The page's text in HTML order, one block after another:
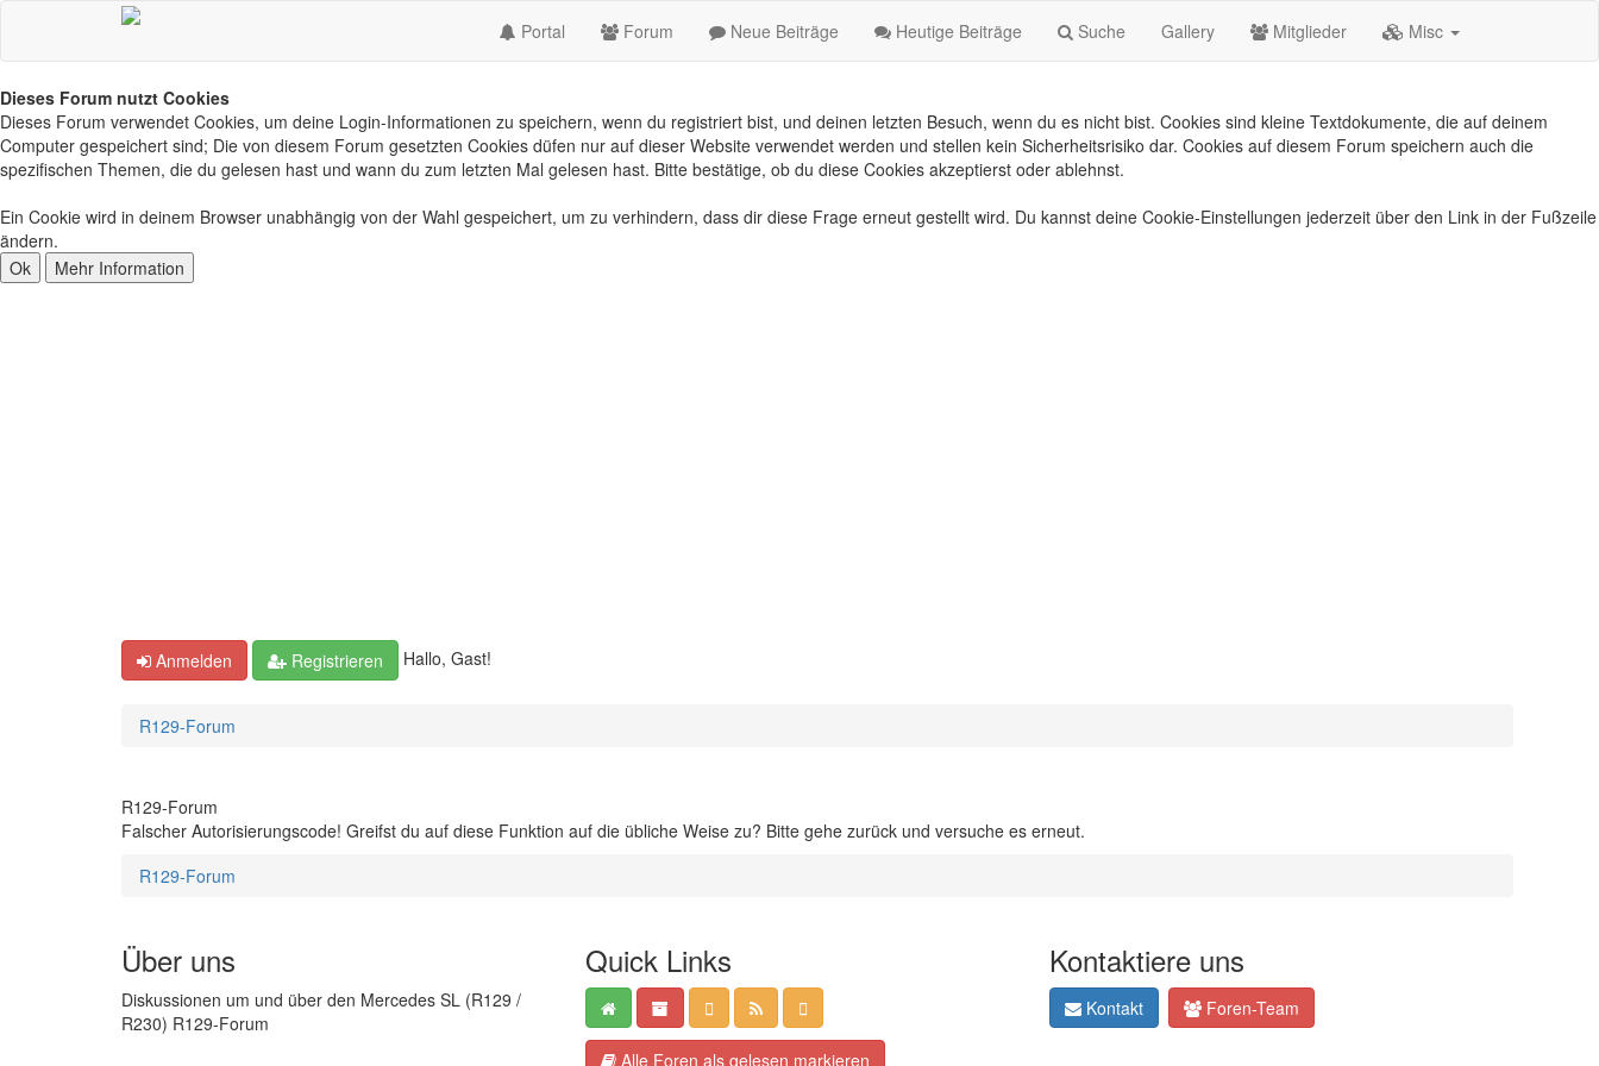
Portal Forum Neue Beiträge Heutige Beiträge Suche Gallery Mitglieder Misc
Dieses Forum nutzt Cookies
Dieses Forum verwendet Cookies, um deine Login-Informationen zu speichern, wenn du registriert bist, und deinen letzten Besuch, wenn du es nicht bist. Cookies sind kleine Textdokumente, die auf deinem
Computer gespeichert sind; Die von diesem Forum gesetzten Cookies düfen nur auf dieser Website verwendet werden und stellen kein Sicherheitsrisiko dar. Cookies auf diesem Forum speichern auch die
spezifischen Themen, die du gelesen hast und wann du zum letzten Mal gelesen hast. Bitte bestätige, ob du diese Cookies akzeptierst oder ablehnst.
Ein Cookie wird in deinem Browser unabhängig von der Wahl gespeichert, um zu verhindern, dass dir diese Frage erneut gestellt wird. Du kannst deine Cookie-Einstellungen jederzeit über den Link in der Fußzeile
ändern.
Anmelden Registrieren Hallo, Gast!
R129-Forum
R129-Forum
Falscher Autorisierungscode! Greifst du auf diese Funktion auf die übliche Weise zu? Bitte gehe zurück und versuche es erneut.
R129-Forum
Über uns
Diskussionen um und über den Mercedes SL (R129 /
R230) R129-Forum
Quick Links
Alle Foren als gelesen markieren
Kontaktiere uns
Kontakt Foren-Team